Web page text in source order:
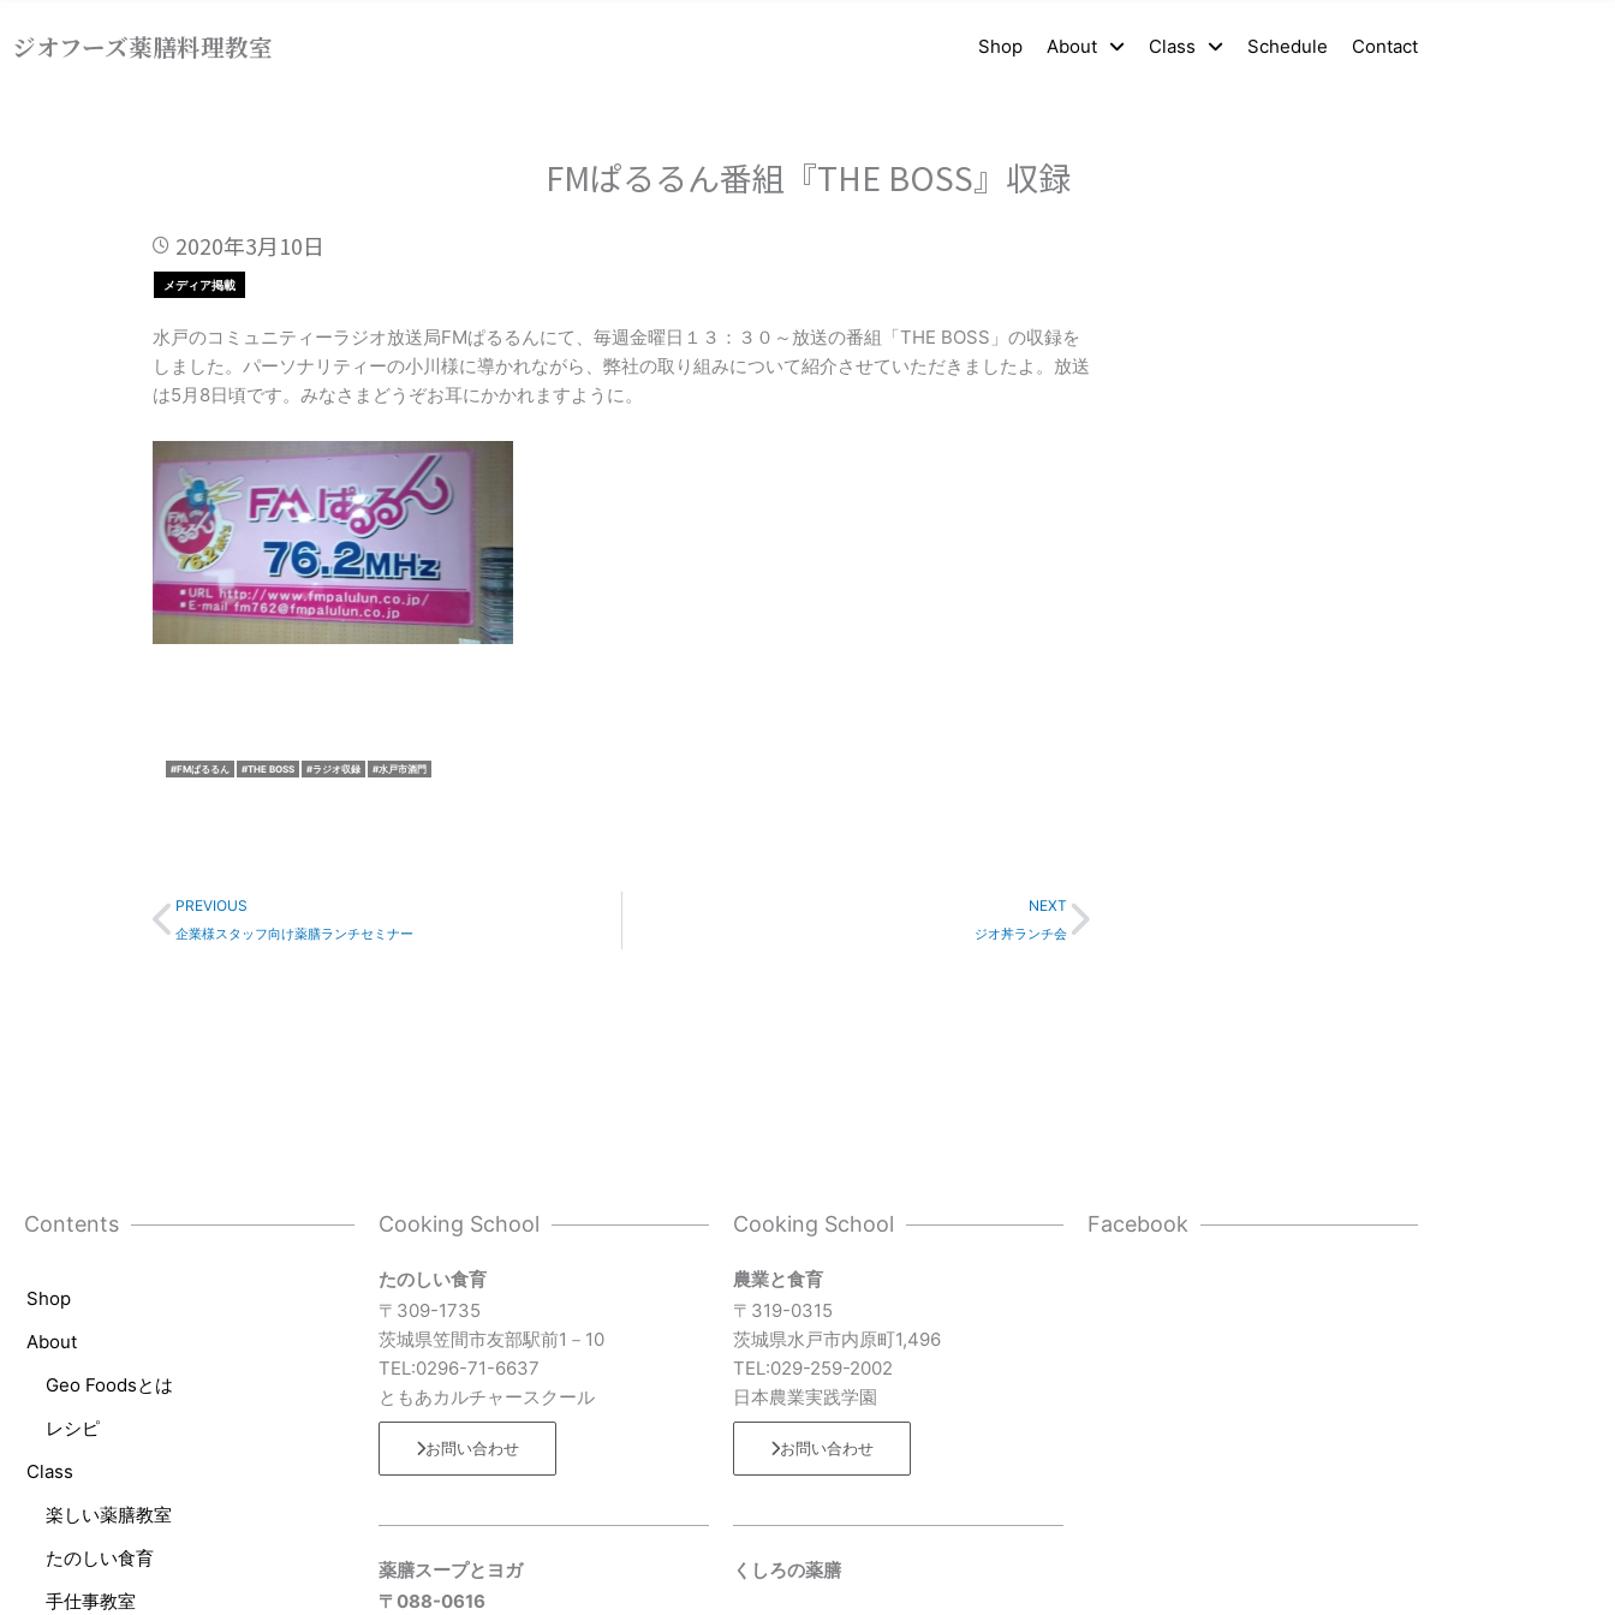
容ジオフーズ薬膳料理教室 Shop About Class Schedule Contact
FMぱるるん番組『THE BOSS』収録
2020年3月10日
メディア掲載
水戸のコミュニティーラジオ放送局FMぱるるんにて、毎週金曜日１３：３０～放送の番組「THE BOSS」の収録を
しました。パーソナリティーの小川様に導かれながら、弊社の取り組みについて紹介させていただきましたよ。放送
は5月8日頃です。みなさまどうぞお耳にかかれますように。
FMぱるるん THE BOSS ラジオ収録 水戸市酒門
Prev
PREVIOUS
企業様スタッフ向け薬膳ランチセミナー
NEXT
ジオ丼ランチ会
Next
Contents
Shop
About
Geo Foodsとは
レシピ
Class
楽しい薬膳教室
たのしい食育
手仕事教室
Cooking School
たのしい食育
〒309-1735
茨城県笠間市友部駅前1－10
TEL:0296-71-6637
ともあカルチャースクール
お問い合わせ
薬膳スープとヨガ
〒088-0616
Cooking School
農業と食育
〒319-0315
茨城県水戸市内原町1,496
TEL:029-259-2002
日本農業実践学園
お問い合わせ
くしろの薬膳
Facebook